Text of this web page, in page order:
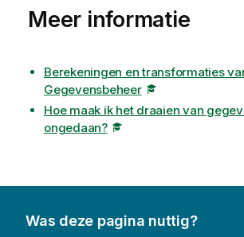
Meer informatie
Berekeningen en transformaties
Gegevensbeheer
Hoe maak ik het draaien van
ongedaan?
Was deze pagina nuttig?